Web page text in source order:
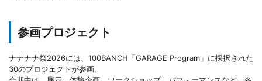
参画プロジェクト
ナナナナ祭2026には、100BANCH「GARAGE Program」に採択された
30のプロジェクトが参画。